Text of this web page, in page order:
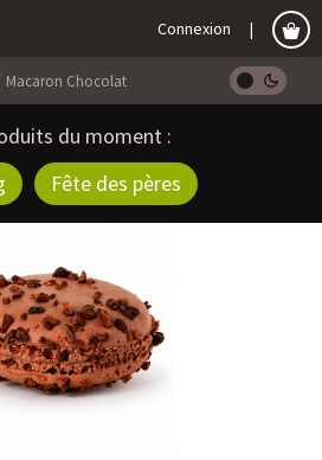
Connexion
Macaron Chocolat
du moment :
Fête des pères